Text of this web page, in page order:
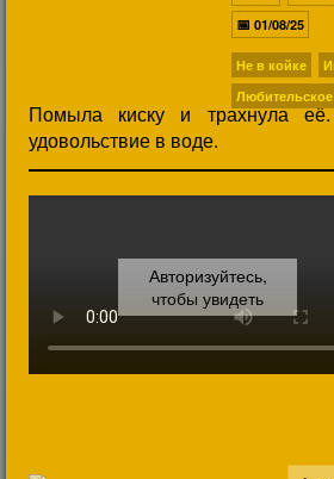
Помыла киску и трахнула
удовольствие в воде.
📅 01/08/25
Не в койке
Любительское